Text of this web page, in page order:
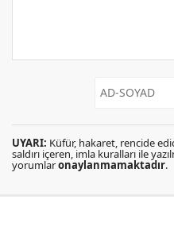
UYARI: Küfür, hakaret, rencide
saldırı içeren, imla kuralları ile
yorumlaronaylanmamaktadır.